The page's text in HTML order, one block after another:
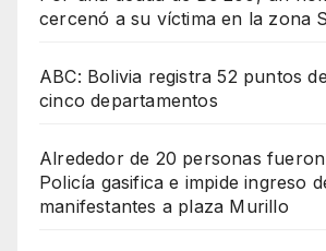
cercenó a su víctima en la zona
ABC: Bolivia registra 52 puntos
cinco departamentos
Alrededor de 20 personas
Policía gasifica e impide ingreso
manifestantes a plaza Murillo